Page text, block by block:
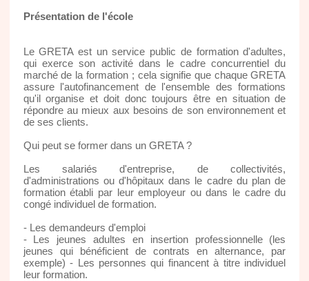
Présentation de l'école
Le GRETA est un service public de formation d'adultes,
qui exerce son activité dans le cadre concurrentiel du
marché de la formation ; cela signifie que chaque GRETA
assure l'autofinancement de l'ensemble des formations
qu'il organise et doit donc toujours être en situation de
répondre au mieux aux besoins de son environnement et
de ses clients.
Qui peut se former dans un GRETA ?
Les salariés d'entreprise, de collectivités,
d'administrations ou d'hôpitaux dans le cadre du plan de
formation établi par leur employeur ou dans le cadre du
congé individuel de formation.
- Les demandeurs d'emploi
- Les jeunes adultes en insertion professionnelle (les
jeunes qui bénéficient de contrats en alternance, par
exemple) - Les personnes qui financent à titre individuel
leur formation.